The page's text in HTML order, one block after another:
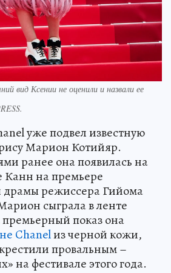
вид Ксении не оценили и назвали ее
уже подвел известную
Марион Котийяр.
ранее она появилась на
Канн на премьере
драмы режиссера Гийома
сыграла в ленте
показ она
Chanelиз черной кожи,
провальным –
на фестивале этого года.